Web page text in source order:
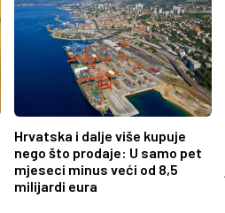
Hrvatska i dalje više kupuje
nego što prodaje: U samo pet
mjeseci minus veći od 8,5
milijardi eura